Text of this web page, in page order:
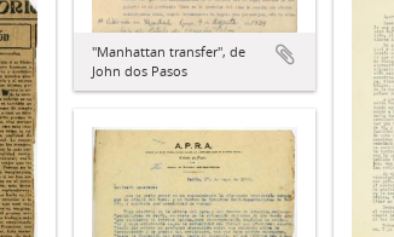
"Manhattan transfer", de
John dos Pasos